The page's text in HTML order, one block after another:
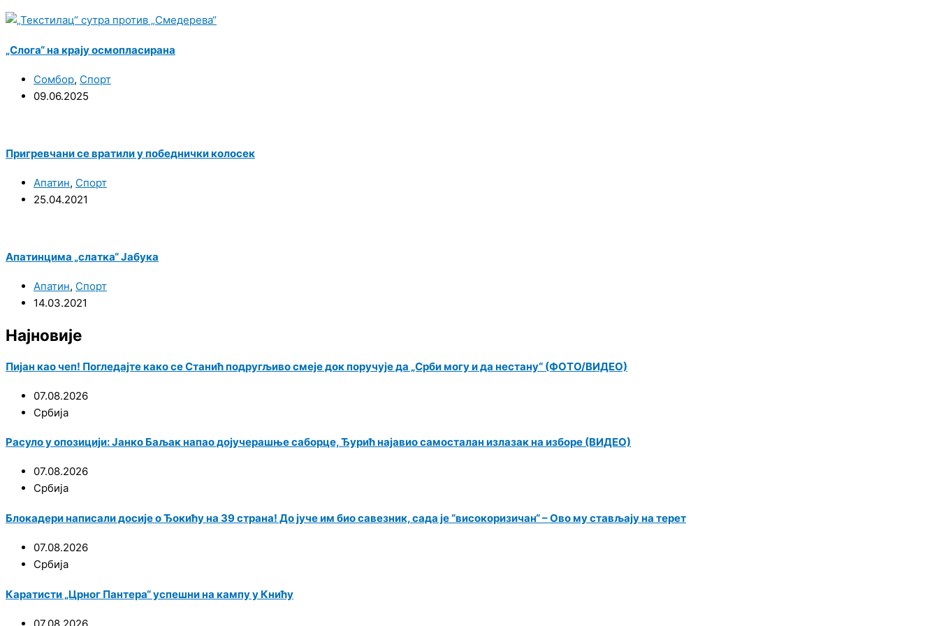
„Слога“ на крају осмопласирана
Сомбор, Спорт
09.06.2025
Пригревчани се вратили у победнички колосек
Апатин, Спорт
25.04.2021
Апатинцима „слатка“ Јабука
Апатин, Спорт
14.03.2021
Најновије
Пијан као чеп! Погледајте како се Станић подругљиво смеје док поручује да „Срби могу и да нестану“ (ФОТО/ВИДЕО)
07.08.2026
Србија
Расуло у опозицији: Јанко Баљак напао дојучерашње саборце, Ђурић најавио самосталан излазак на изборе (ВИДЕО)
07.08.2026
Србија
Блокадери написали досије о Ђокићу на 39 страна! До јуче им био савезник, сада је “високоризичан“ – Ово му стављају на терет
07.08.2026
Србија
Каратисти „Црног Пантера“ успешни на кампу у Книћу